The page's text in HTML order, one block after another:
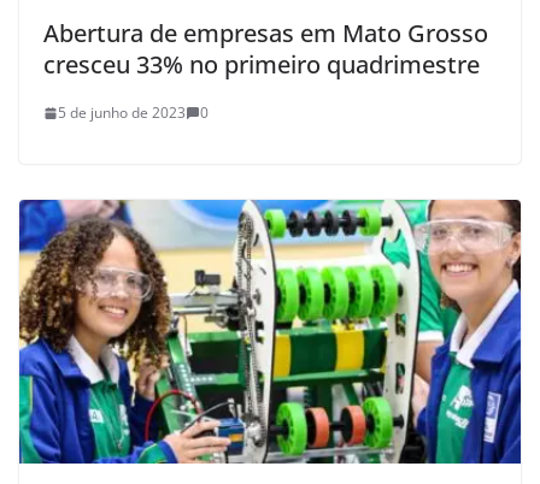
Abertura de empresas em Mato Grosso
cresceu 33% no primeiro quadrimestre
5 de junho de 2023 0